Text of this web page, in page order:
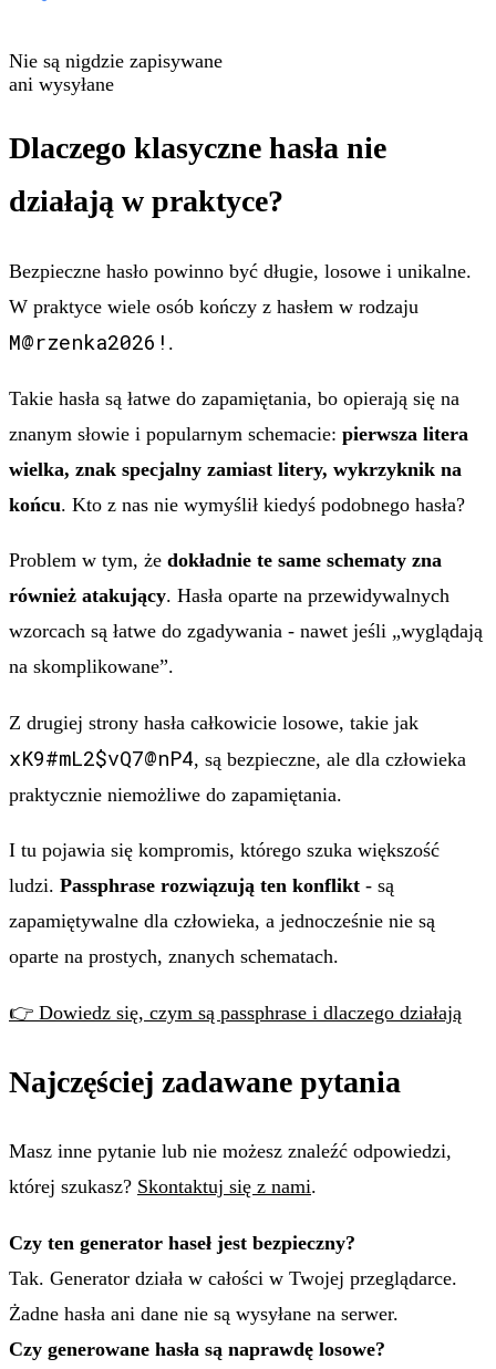
Nie są nigdzie zapisywane
ani wysyłane
Dlaczego klasyczne hasła nie
działają w praktyce?
Bezpieczne hasło powinno być długie, losowe i unikalne.
W praktyce wiele osób kończy z hasłem w rodzaju
M@rzenka2026! .
Takie hasła są łatwe do zapamiętania, bo opierają się na
znanym słowie i popularnym schemacie: pierwsza litera
wielka, znak specjalny zamiast litery, wykrzyknik na
końcu. Kto z nas nie wymyślił kiedyś podobnego hasła?
Problem w tym, że dokładnie te same schematy zna
również atakujący. Hasła oparte na przewidywalnych
wzorcach są łatwe do zgadywania - nawet jeśli „wyglądają
na skomplikowane”.
Z drugiej strony hasła całkowicie losowe, takie jak
xK9#mL2$vQ7@nP4, są bezpieczne, ale dla człowieka
praktycznie niemożliwe do zapamiętania.
I tu pojawia się kompromis, którego szuka większość
ludzi. Passphrase rozwiązują ten konflikt - są
zapamiętywalne dla człowieka, a jednocześnie nie są
oparte na prostych, znanych schematach.
👉 Dowiedz się, czym są passphrase i dlaczego działają
Najczęściej zadawane pytania
Masz inne pytanie lub nie możesz znaleźć odpowiedzi,
której szukasz? Skontaktuj się z nami.
Czy ten generator haseł jest bezpieczny?
Tak. Generator działa w całości w Twojej przeglądarce.
Żadne hasła ani dane nie są wysyłane na serwer.
Czy generowane hasła są naprawdę losowe?